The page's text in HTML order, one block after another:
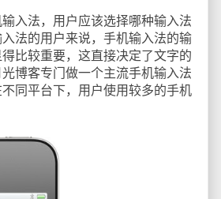
法，用户应该选择哪种输入法
法的用户来说，手机输入法的输
比较重要，这直接决定了文字的
博客专门做一个主流手机输入法
同平台下，用户使用较多的手机